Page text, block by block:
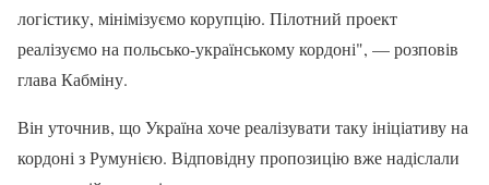
логістику, мінімізуємо корупцію. Пілотний проект
реалізуємо на польсько-українському кордоні", — розповів
глава Кабміну.
Він уточнив, що Україна хоче реалізувати таку ініціативу на
кордоні з Румунією. Відповідну пропозицію вже надіслали